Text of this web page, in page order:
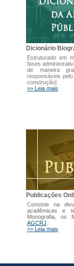
Dicionário
Estruturado em
fases
de maneira
responsáveis
construção]
>> Leia mais
Publicações
Consiste na
acadêmicas e
Monografia, os
AGCRJ
>> Leia mais